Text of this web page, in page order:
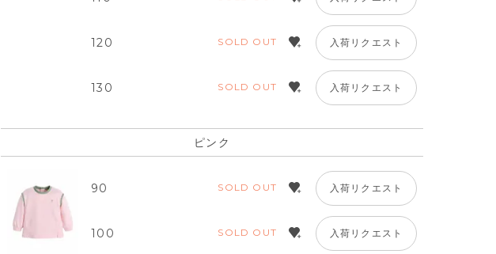
ピンク
120 SOLD OUT 入荷リクエスト
130 SOLD OUT 入荷リクエスト
ピンク
90 SOLD OUT 入荷リクエスト
100 SOLD OUT 入荷リクエスト